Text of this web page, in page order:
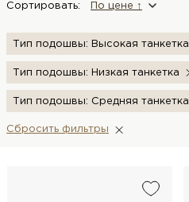
Сортировать: По цене ↑
Тип подошвы: Высокая танкетка
Тип подошвы: Низкая танкетка
Тип подошвы: Средняя танкетка
Сбросить фильтры